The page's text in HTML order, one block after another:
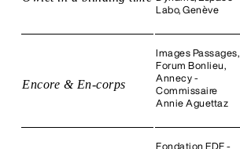
Labo, Genève
Encore & En-corps
Images Passages,
Forum Bonlieu,
Annecy -
Commissaire
Annie Aguettaz
Fondation EDF -